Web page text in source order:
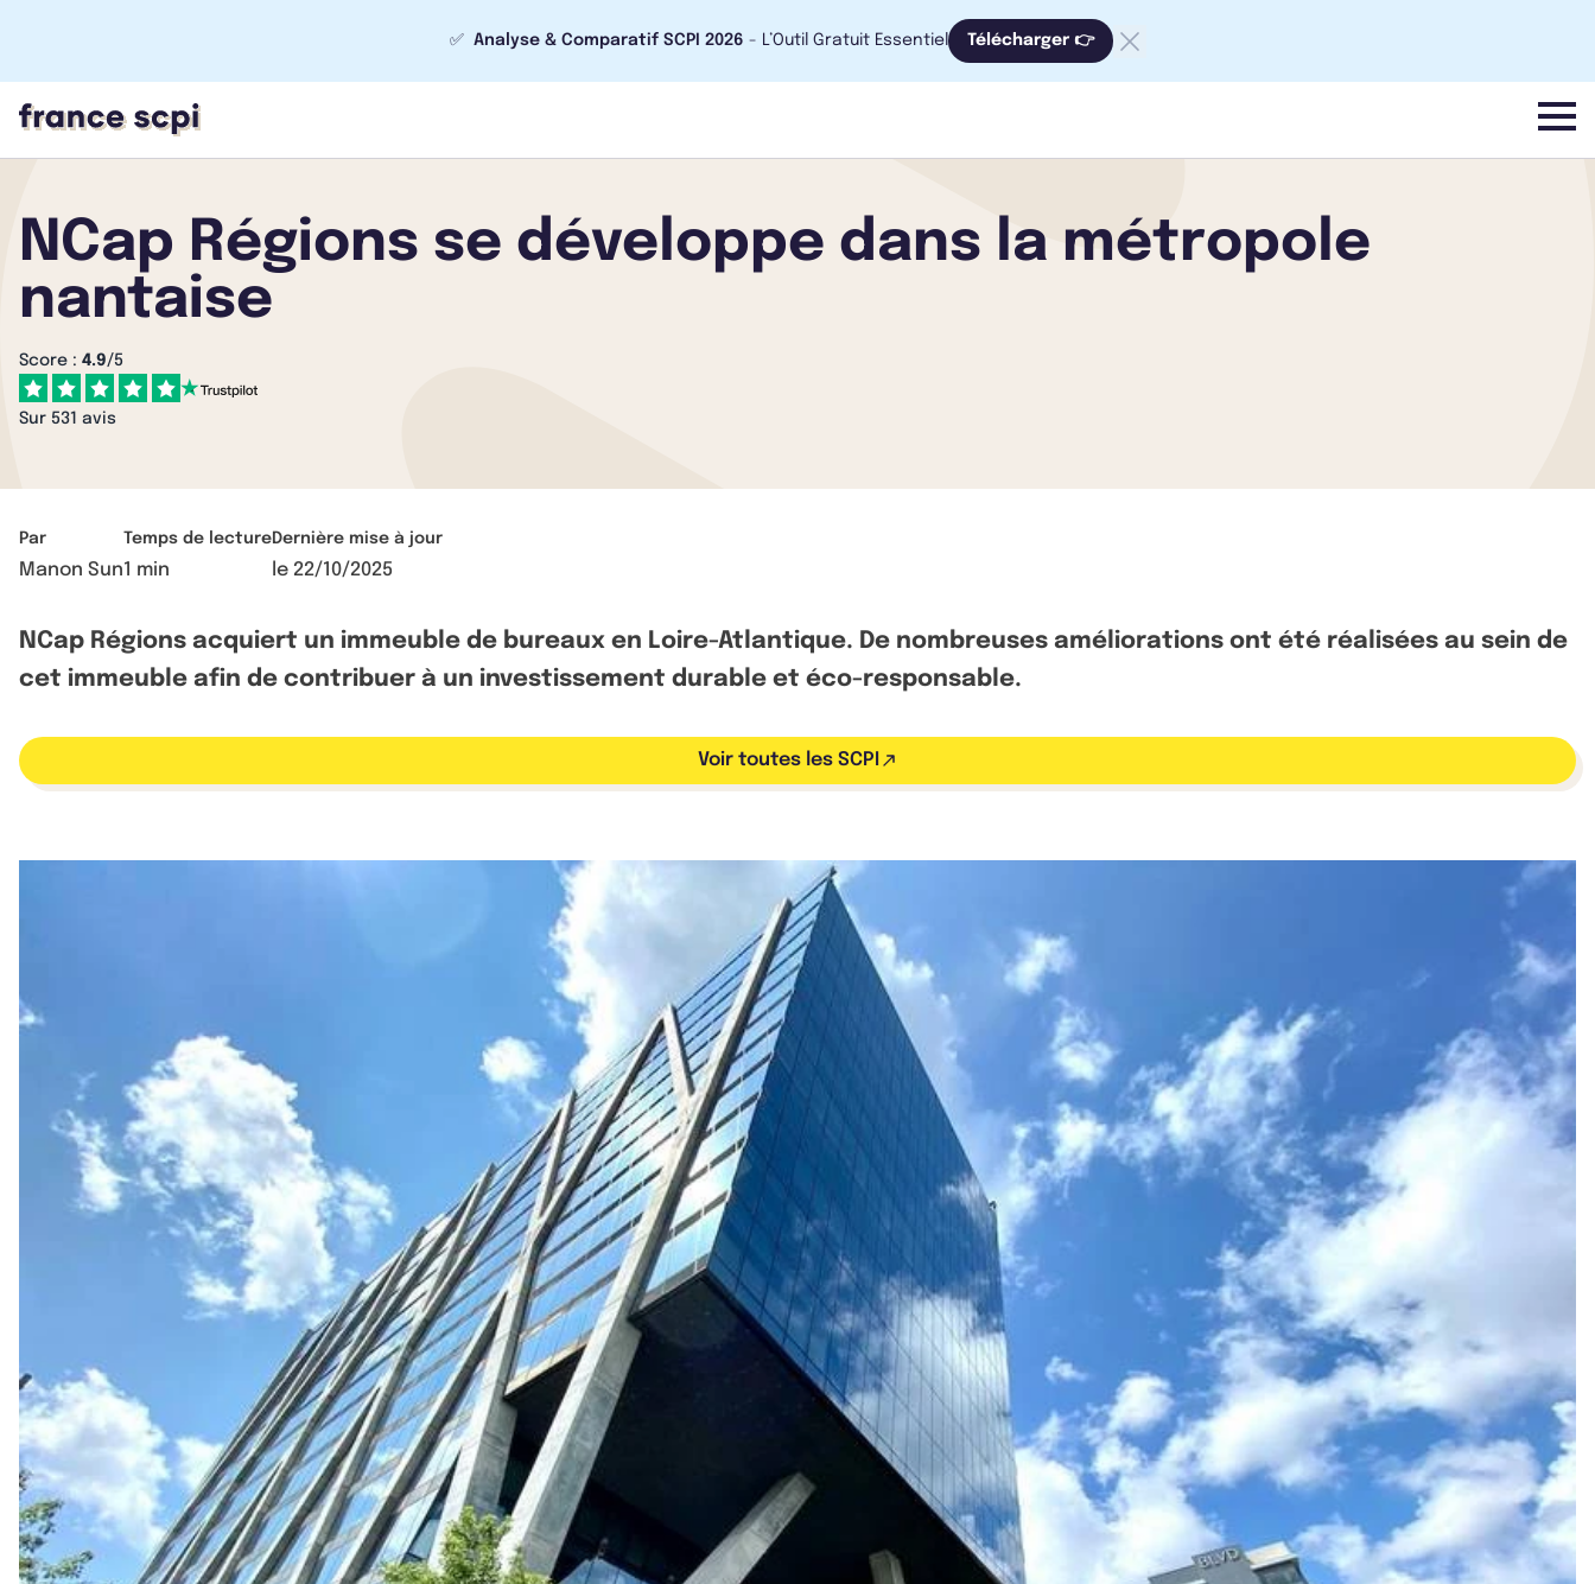
✅ Analyse & Comparatif SCPI 2026 - L’Outil Gratuit Essentiel Télécharger 👉
menu
NCap Régions se développe dans la métropole
nantaise
Score : 4.9/5
Sur 531 avis
Par
Manon Sun
Temps de lecture
1 min
Dernière mise à jour
le 22/10/2025
NCap Régions acquiert un immeuble de bureaux en Loire-Atlantique. De nombreuses améliorations ont été réalisées au sein de
cet immeuble afin de contribuer à un investissement durable et éco-responsable.
Voir toutes les SCPI